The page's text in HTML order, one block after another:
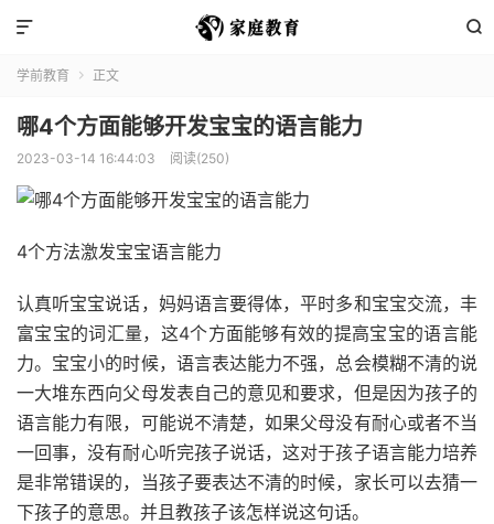


学前教育  正文
哪4个方面能够开发宝宝的语言能力
2023-03-14 16:44:03 阅读(250)
4个方法激发宝宝语言能力
认真听宝宝说话，妈妈语言要得体，平时多和宝宝交流，丰
富宝宝的词汇量，这4个方面能够有效的提高宝宝的语言能
力。宝宝小的时候，语言表达能力不强，总会模糊不清的说
一大堆东西向父母发表自己的意见和要求，但是因为孩子的
语言能力有限，可能说不清楚，如果父母没有耐心或者不当
一回事，没有耐心听完孩子说话，这对于孩子语言能力培养
是非常错误的，当孩子要表达不清的时候，家长可以去猜一
下孩子的意思。并且教孩子该怎样说这句话。